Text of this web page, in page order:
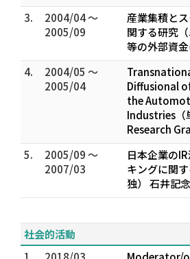
3.
2004/04 ～
2005/09
産業集積と
関する研究
等の外部資
4.
2004/05 ～
2005/04
Diffusional
the
Industries（
Research
5.
2005/09 ～
2007/03
日本企業の
キングに関
独） 石井記
社会的活動